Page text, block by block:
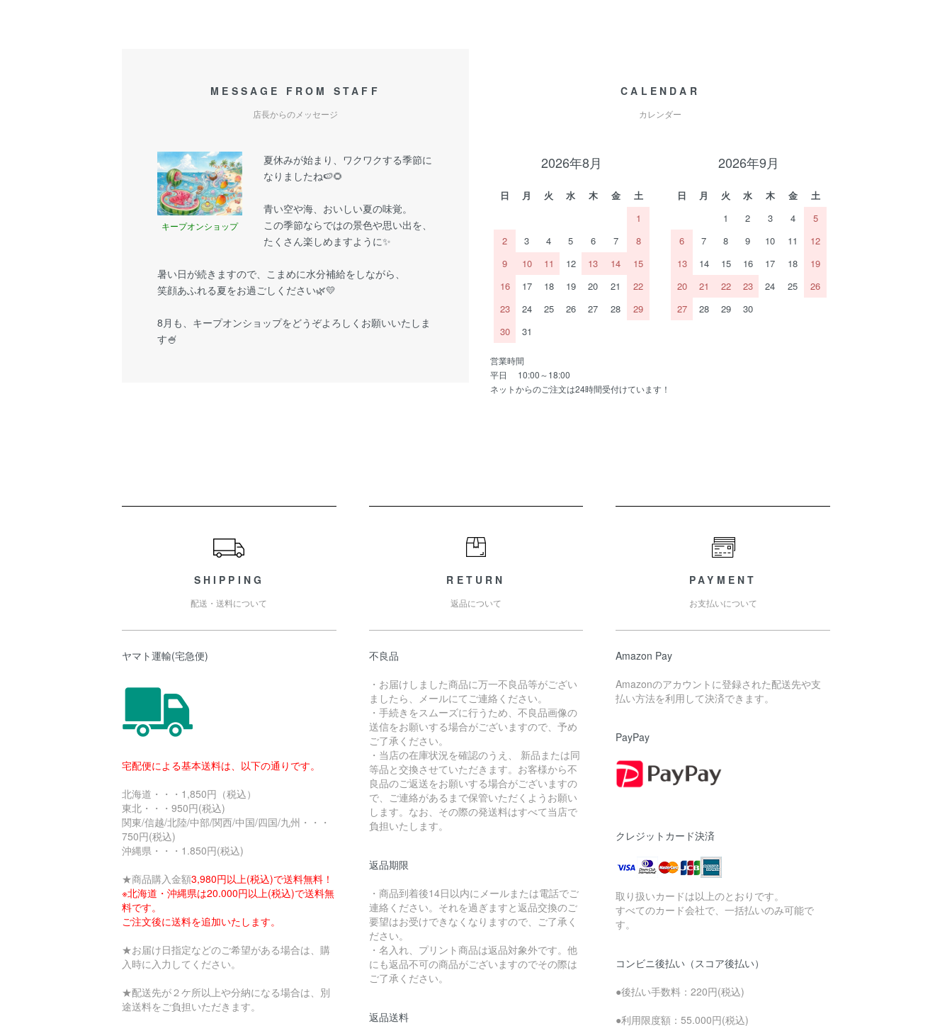
MESSAGE FROM STAFF
店長からのメッセージ
キープオンショップ
夏休みが始まり、ワクワクする季節に
なりましたね🍉🌻
青い空や海、おいしい夏の味覚。
この季節ならではの景色や思い出を、
たくさん楽しめますように✨
暑い日が続きますので、こまめに水分補給をしながら、
笑顔あふれる夏をお過ごしください🌿💛
8月も、キープオンショップをどうぞよろしくお願いいたしま
す🍧
CALENDAR
カレンダー
2026年8月
日 月 火 水 木 金
土
1
2
3 4 5 6 7
8
9
10 11 12 13 14
15
16
17 18 19 20 21
22
23
24 25 26 27 28
29
30
31
2026年9月
日 月 火 水 木 金
土
1
2 3 4
5
6
7 8 9 10 11
12
13
14 15 16 17 18
19
20
21 22 23 24 25
26
27
28 29 30
営業時間
平日 10:00～18:00
ネットからのご注文は24時間受付けています！
SHIPPING
配送・送料について
ヤマト運輸(宅急便)
宅配便による基本送料は、以下の通りです。
北海道・・・1,850円（税込）
東北・・・950円(税込)
関東/信越/北陸/中部/関西/中国/四国/九州・・・
750円(税込)
沖縄県・・・1.850円(税込)
★商品購入金額3,980円以上(税込)で送料無料！
※北海道・沖縄県は20.000円以上(税込)で送料無
料です。
ご注文後に送料を追加いたします。
★お届け日指定などのご希望がある場合は、購
入時に入力してください。
★配送先が２ケ所以上や分納になる場合は、別
途送料をご負担いただきます。
RETURN
返品について
不良品
・お届けしました商品に万一不良品等がござい
ましたら、メールにてご連絡ください。
・手続きをスムーズに行うため、不良品画像の
送信をお願いする場合がございますので、予め
ご了承ください。
・当店の在庫状況を確認のうえ、 新品または同
等品と交換させていただきます。お客様から不
良品のご返送をお願いする場合がございますの
で、ご連絡があるまで保管いただくようお願い
します。なお、その際の発送料はすべて当店で
負担いたします。
返品期限
・商品到着後14日以内にメールまたは電話でご
連絡ください。それを過ぎますと返品交換のご
要望はお受けできなくなりますので、ご了承く
ださい。
・名入れ、プリント商品は返品対象外です。他
にも返品不可の商品がございますのでその際は
ご了承ください。
返品送料
PAYMENT
お支払いについて
Amazon Pay
Amazonのアカウントに登録された配送先や支
払い方法を利用して決済できます。
PayPay
クレジットカード決済
取り扱いカードは以上のとおりです。
すべてのカード会社で、一括払いのみ可能で
す。
コンビニ後払い（スコア後払い）
●後払い手数料：220円(税込)
●利用限度額：55.000円(税込)